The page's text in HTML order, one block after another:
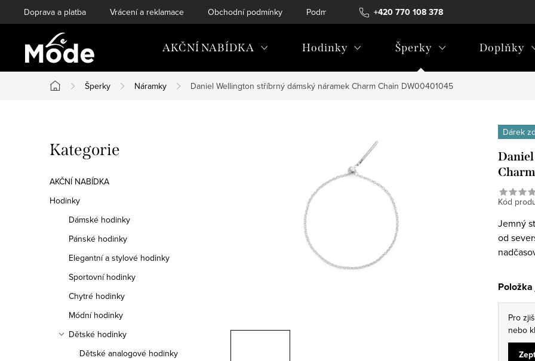
na
+420 770 108 378
Doprava a platba Vrácení a reklamace Obchodní podmínky Podmínky ochrany osobních údajů
AKČNÍ NABÍDKA Hodinky Šperky Doplňky
Domů
Šperky Náramky Daniel Wellington stříbrný dámský náramek Charm Chain DW00401045
o
s
t
Přeskočit
kategorie
Kategorie
AKČNÍ NABÍDKA
Hodinky
Dámské hodinky
Pánské hodinky
Elegantní a stylové hodinky
Sportovní hodinky
Chytré hodinky
Módní hodinky
Dětské hodinky
Dětské analogové hodinky
Dárek
Kód
Jemný
od
Pro
nebo